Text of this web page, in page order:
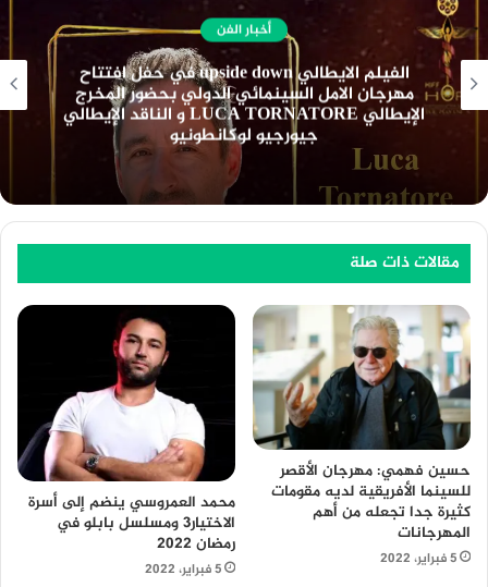
أخبار الفن
نادي السينما الافريقية يعرض فيلم ” تمساح النيل
” بسينما الهناجر السبت المقبل
مقالات ذات صلة
حسين فهمي: مهرجان الأقصر
للسينما الأفريقية لديه مقومات
كثيرة جدا تجعله من أهم
المهرجانات
5 فبراير، 2022
محمد العمروسي ينضم إلى أسرة
الاختيار3 ومسلسل بابلو في
رمضان 2022
5 فبراير، 2022